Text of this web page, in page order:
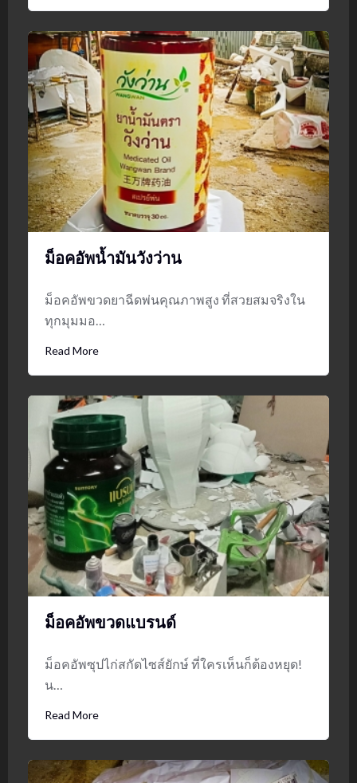
ม็อคอัพน้ำมันวังว่าน
ม็อคอัพขวดยาฉีดพ่นคุณภาพสูง ที่สวยสมจริงใน
ทุกมุมมอ…
Read More
ม็อคอัพขวดแบรนด์
ม็อคอัพซุปไก่สกัดไซส์ยักษ์ ที่ใครเห็นก็ต้องหยุด!
น…
Read More